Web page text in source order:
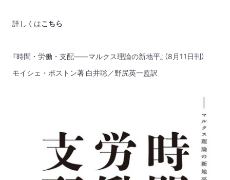
詳しくはこちら
『時間・労働・支配——マルクス理論の新地平』（8月11日刊）
モイシェ・ポストン著 白井聡／野尻英一監訳